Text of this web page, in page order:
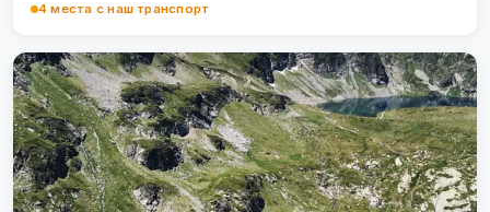
4 места с наш транспорт